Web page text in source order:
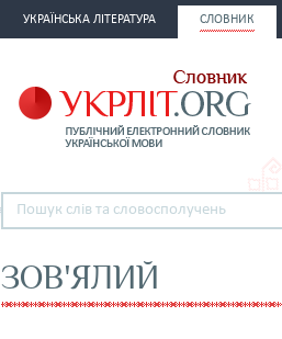
УКРАЇНСЬКА ЛІТЕРАТУРА СЛОВНИК
ЗОВ'ЯЛИЙ